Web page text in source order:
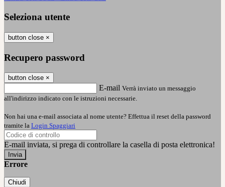
Seleziona utente
button close ×
Recupero password
button close ×
E-mail Verrà inviato un messaggio
all'indirizzo indicato con le istruzioni necessarie.
Non hai una e-mail associata al nome utente? Effettua il reset della password
tramite la Login Spaggiari
E-mail inviata, si prega di controllare la casella di posta elettronica!
Errore
Chiudi